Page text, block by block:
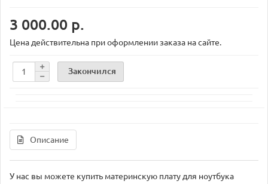
3 000.00 р.
Цена действительна при оформлении заказа на сайте.
Закончился
Описание
У нас вы можете купить материнскую плату для ноутбука